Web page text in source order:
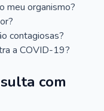
meu organismo?
contagiosas?
a COVID-19?
com